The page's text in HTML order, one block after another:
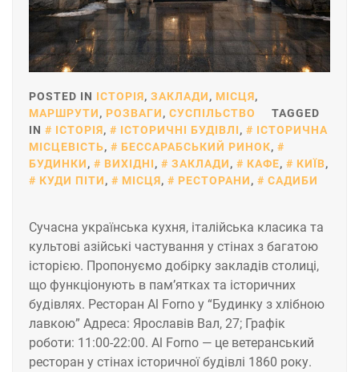
POSTED IN ІСТОРІЯ, ЗАКЛАДИ, МІСЦЯ,
МАРШРУТИ, РОЗВАГИ, СУСПІЛЬСТВО
TAGGED
IN
ІСТОРІЯ, ІСТОРИЧНІ БУДІВЛІ,
ІСТОРИЧНА
МІСЦЕВІСТЬ, БЕССАРАБСЬКИЙ РИНОК,
БУДИНКИ, ВИХІДНІ, ЗАКЛАДИ, КАФЕ, КИЇВ,
КУДИ ПІТИ, МІСЦЯ, РЕСТОРАНИ, САДИБИ
Сучасна українська кухня, італійська класика та
культові азійські частування у стінах з багатою
історією. Пропонуємо добірку закладів столиці,
що функціонують в пам’ятках та історичних
будівлях. Ресторан Al Forno у “Будинку з хлібною
лавкою” Адреса: Ярославів Вал, 27; Графік
роботи: 11:00-22:00. Al Forno — це ветеранський
ресторан у стінах історичної будівлі 1860 року.